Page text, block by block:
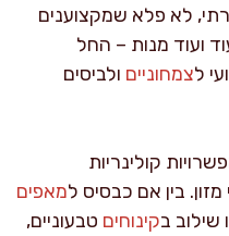
לא פלא שמקצוענים
ועוד מנות – החל
לצמחוניים ולביסים
קולינריות
בין אם כבסיס למאפים
בקינוחים טבעוניים,